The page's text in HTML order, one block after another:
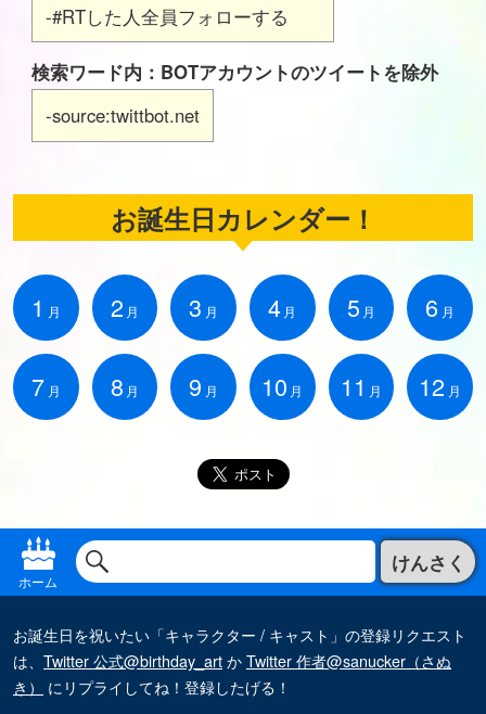
-#RTした人全員フォローする
検索ワード内：BOTアカウントのツイートを除外
-source:twittbot.net
お誕生日カレンダー！
1 月 2 月 3 月 4 月 5 月 6 月
7 月 8 月 9 月 10 月 11 月 12 月
ホーム
けんさく
お誕生日を祝いたい「キャラクター / キャスト」の登録リクエスト
は、 Twitter 公式@birthday_artかTwitter 作者@sanucker（さぬ
き）
にリプライしてね！登録したげる！